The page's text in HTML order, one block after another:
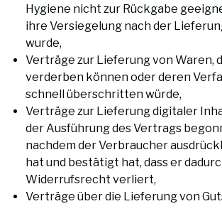
Hygiene nicht zur Rückgabe
ihre Versiegelung nach der
wurde,
Verträge zur Lieferung von Waren,
verderben können oder deren
schnell überschritten würde,
Verträge zur Lieferung digitaler
der Ausführung des Vertrags
nachdem der Verbraucher
hat und bestätigt hat, dass er
Widerrufsrecht verliert,
Verträge über die Lieferung von